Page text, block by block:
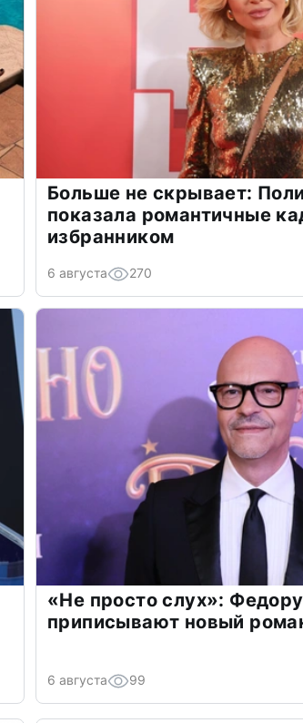
Больше не скрывает:
показала романтичные
избранником
6 августа 270
«Не просто слух»:
приписывают новый
6 августа 99